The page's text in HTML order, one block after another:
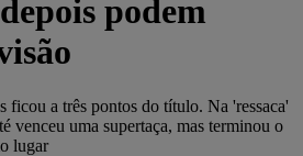
podem
ficou a três pontos do título. Na 'ressaca'
venceu uma supertaça, mas terminou o
lugar